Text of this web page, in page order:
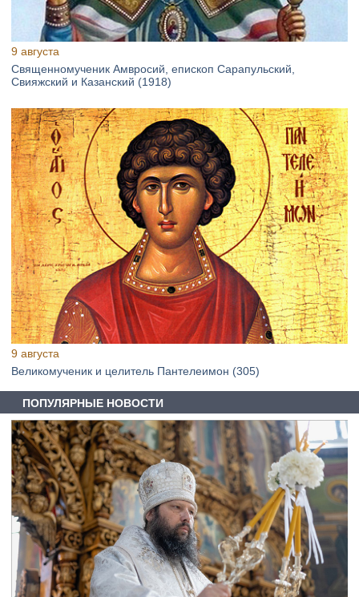
9 августа
Священномученик Амвросий, епископ Сарапульский,
Свияжский и Казанский (1918)
9 августа
Великомученик и целитель Пантелеимон (305)
ПОПУЛЯРНЫЕ НОВОСТИ